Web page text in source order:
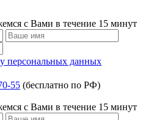
с Вами в течение 15 минут
персональных данных
55 (бесплатно по РФ)
с Вами в течение 15 минут